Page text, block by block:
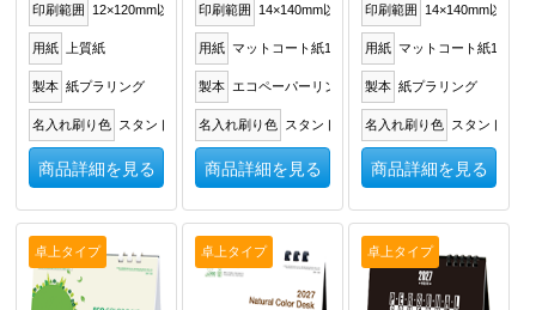
印刷範囲 12×120mm以内
用紙 上質紙
製本 紙プラリング
名入れ刷り色 スタンドに箔押し
商品詳細を見る
印刷範囲 14×140mm以内
用紙 マットコート紙135kg
製本 エコペーパーリング
名入れ刷り色 スタンドに箔押し
商品詳細を見る
印刷範囲 14×140mm以内
用紙 マットコート紙135kg
製本 紙プラリング
名入れ刷り色 スタンドに箔
商品詳細を見る
卓上タイプ 卓上タイプ 卓上タイプ